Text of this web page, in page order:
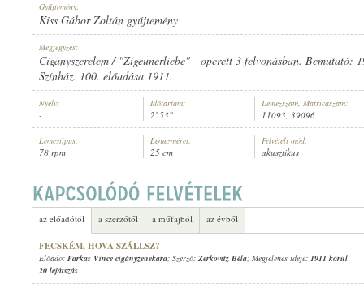
ELŐADÓ: FARKAS VINCE CIGÁNYZENEKARA
11093
Gyűjtemény:
Kiss Gábor Zoltán gyűjtemény
Megjegyzés:
Cigányszerelem / "Zigeunerliebe" - operett 3 felvonásban. Bemutató:
Színház. 100. előadása 1911.
Nyelv:
-
Időtartam:
2' 53"
Lemezszám, Matricaszám:
11093, 39096
Lemeztípus:
78 rpm
Lemezméret:
25 cm
Felvételi mód:
akusztikus
az előadótól a szerzőtől a műfajból az évből
FECSKÉM, HOVA SZÁLLSZ?
Előadó: Farkas Vince cigányzenekara; Szerző: Zerkovitz Béla; Megjelenés ideje: 1911 körül
20 lejátszás